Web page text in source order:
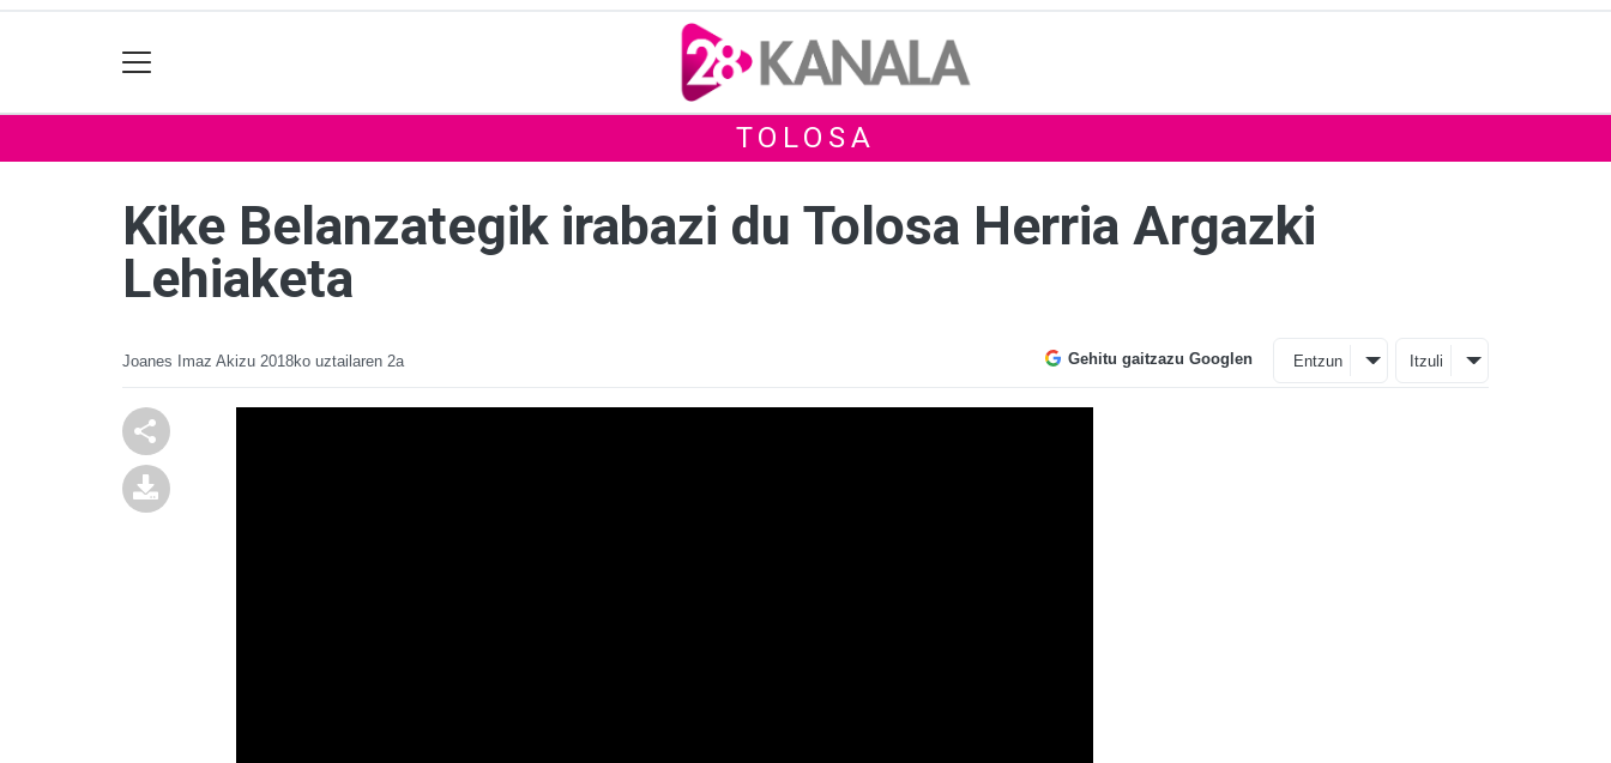
TOLOSA
Kike Belanzategik irabazi du Tolosa Herria Argazki
Lehiaketa
Joanes Imaz Akizu 2018ko uztailaren 2a Gehitu gaitzazu Googlen Entzun Itzuli